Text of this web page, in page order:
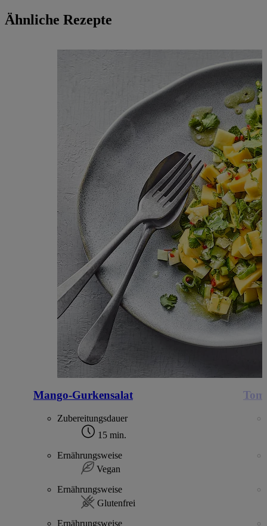
Ähnliche Rezepte
Mango-Gurkensalat
Zubereitungsdauer
15 min.
Ernährungsweise
Vegan
Ernährungsweise
Glutenfrei
Ernährungsweise